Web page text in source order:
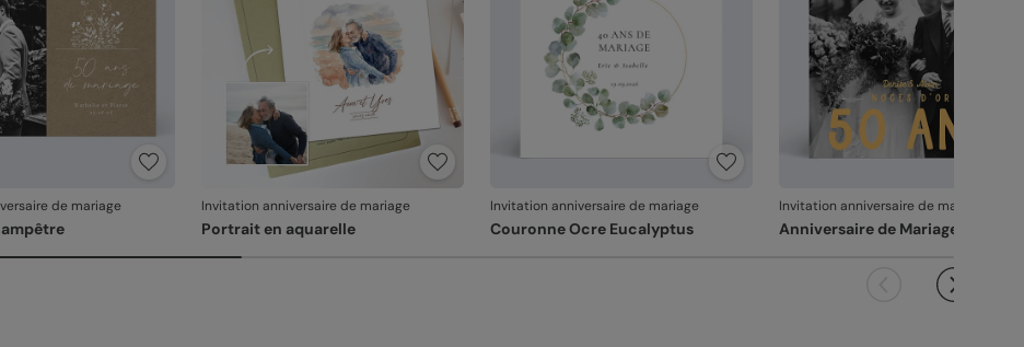
de mariage Invitation anniversaire de mariage
Portrait en aquarelle
Invitation anniversaire de mariage
Couronne Ocre Eucalyptus
Invitation anniversaire de mariage
Anniversaire de Mariage 50 ans